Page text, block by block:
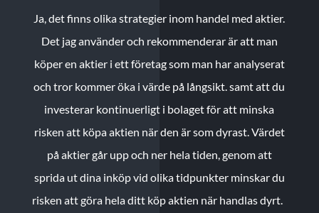
Ja, det finns olika strategier inom handel med aktier.
Det jag använder och rekommenderar är att man
köper en aktier i ett företag som man har analyserat
och tror kommer öka i värde på långsikt. samt att du
investerar kontinuerligt i bolaget för att minska
risken att köpa aktien när den är som dyrast. Värdet
på aktier går upp och ner hela tiden, genom att
sprida ut dina inköp vid olika tidpunkter minskar du
risken att göra hela ditt köp aktien när handlas dyrt.